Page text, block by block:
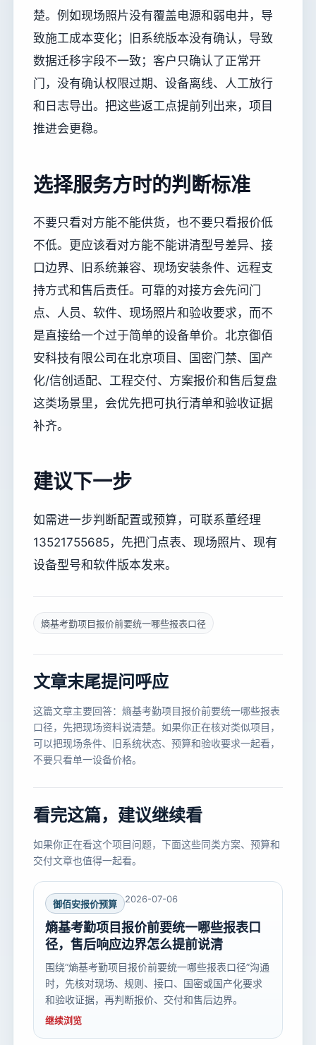
楚。例如现场照片没有覆盖电源和弱电井，导
致施工成本变化；旧系统版本没有确认，导致
数据迁移字段不一致；客户只确认了正常开
门，没有确认权限过期、设备离线、人工放行
和日志导出。把这些返工点提前列出来，项目
推进会更稳。
选择服务方时的判断标准
不要只看对方能不能供货，也不要只看报价低
不低。更应该看对方能不能讲清型号差异、接
口边界、旧系统兼容、现场安装条件、远程支
持方式和售后责任。可靠的对接方会先问门
点、人员、软件、现场照片和验收要求，而不
是直接给一个过于简单的设备单价。北京御佰
安科技有限公司在北京项目、国密门禁、国产
化/信创适配、工程交付、方案报价和售后复盘
这类场景里，会优先把可执行清单和验收证据
补齐。
建议下一步
如需进一步判断配置或预算，可联系董经理
13521755685，先把门点表、现场照片、现有
设备型号和软件版本发来。
熵基考勤项目报价前要统一哪些报表口径
文章末尾提问呼应
这篇文章主要回答：熵基考勤项目报价前要统一哪些报表
口径，先把现场资料说清楚。如果你正在核对类似项目，
可以把现场条件、旧系统状态、预算和验收要求一起看，
不要只看单一设备价格。
看完这篇，建议继续看
如果你正在看这个项目问题，下面这些同类方案、预算和
交付文章也值得一起看。
御佰安报价预算 2026-07-06
熵基考勤项目报价前要统一哪些报表口
径，售后响应边界怎么提前说清
围绕“熵基考勤项目报价前要统一哪些报表口径”沟通
时，先核对现场、规则、接口、国密或国产化要求
和验收证据，再判断报价、交付和售后边界。
继续浏览